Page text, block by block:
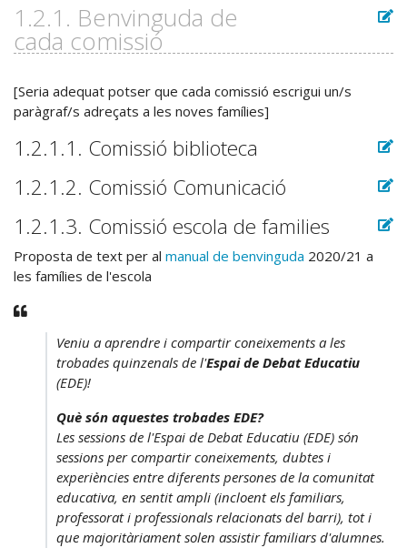
1.2.1. Benvinguda de
cada comissió
[Seria adequat potser que cada comissió escrigui un/s
paràgraf/s adreçats a les noves famílies]
1.2.1.1. Comissió biblioteca
1.2.1.2. Comissió Comunicació
1.2.1.3. Comissió escola de families
Proposta de text per al manual de benvinguda 2020/21 a
les famílies de l'escola
Veniu a aprendre i compartir coneixements a les
trobades quinzenals de l'Espai de Debat Educatiu
(EDE)!
Què són aquestes trobades EDE?
Les sessions de l'Espai de Debat Educatiu (EDE) són
sessions per compartir coneixements, dubtes i
experiències entre diferents persones de la comunitat
educativa, en sentit ampli (incloent els familiars,
professorat i professionals relacionats del barri), tot i
que majoritàriament solen assistir familiars d'alumnes.